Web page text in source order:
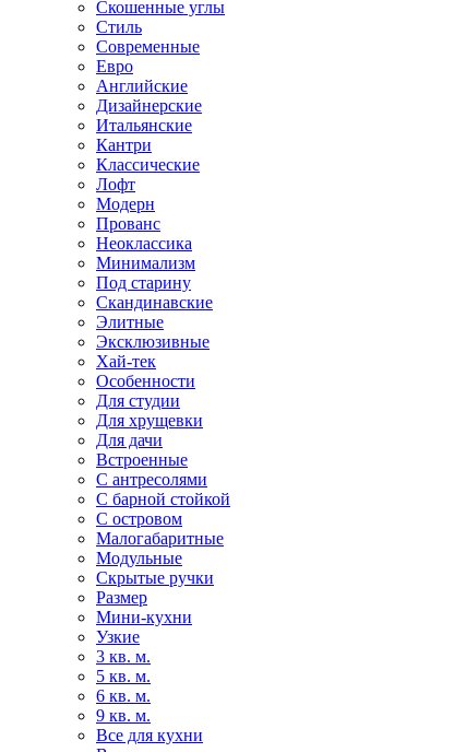
Скошенные углы
Стиль
Современные
Евро
Английские
Дизайнерские
Итальянские
Кантри
Классические
Лофт
Модерн
Прованс
Неоклассика
Минимализм
Под старину
Скандинавские
Элитные
Эксклюзивные
Хай-тек
Особенности
Для студии
Для хрущевки
Для дачи
Встроенные
С антресолями
С барной стойкой
С островом
Малогабаритные
Модульные
Скрытые ручки
Размер
Мини-кухни
Узкие
3 кв. м.
5 кв. м.
6 кв. м.
9 кв. м.
Все для кухни